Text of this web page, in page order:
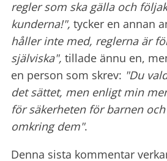
regler som ska gälla och
kunderna!", tycker en annan
håller inte med, reglerna är
själviska", tillade ännu en,
en person som skrev: "Du
det sättet, men enligt min
för säkerheten för barnen
omkring dem".
Denna sista kommentar